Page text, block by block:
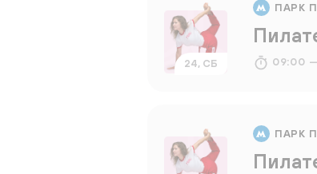
24, СБ
ПАРК
09:00
ПАРК